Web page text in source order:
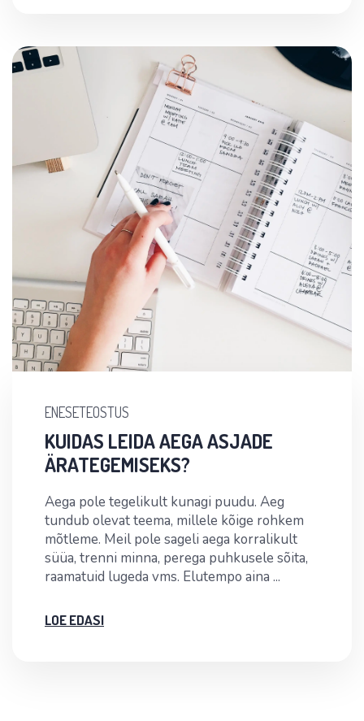
ENESETEOSTUS
KUIDAS LEIDA AEGA ASJADE
ÄRATEGEMISEKS?
Aega pole tegelikult kunagi puudu. Aeg
tundub olevat teema, millele kõige rohkem
mõtleme. Meil pole sageli aega korralikult
süüa, trenni minna, perega puhkusele sõita,
raamatuid lugeda vms. Elutempo aina ...
LOE EDASI